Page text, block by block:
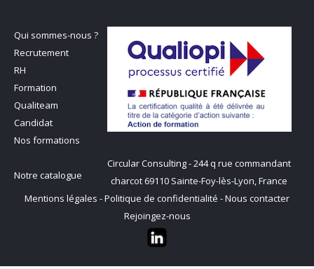
Qui sommes-nous ?
Recrutement
RH
Formation
Qualiteam
Candidat
Nos formations
Notre catalogue
Circular Consulting - 244 q rue commandant
charcot 69110 Sainte-Foy-lès-Lyon, France
Mentions légales -Politique de confidentialité -Nous contacter
Rejoingez-nous